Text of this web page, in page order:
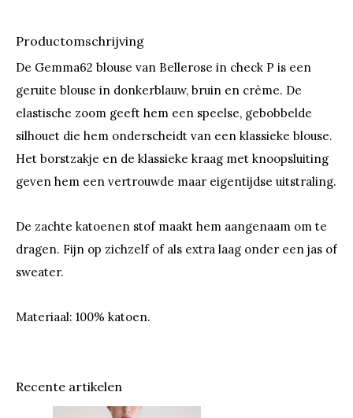
Productomschrijving
De Gemma62 blouse van Bellerose in check P is een
geruite blouse in donkerblauw, bruin en crème. De
elastische zoom geeft hem een speelse, gebobbelde
silhouet die hem onderscheidt van een klassieke blouse.
Het borstzakje en de klassieke kraag met knoopsluiting
geven hem een vertrouwde maar eigentijdse uitstraling.
De zachte katoenen stof maakt hem aangenaam om te
dragen. Fijn op zichzelf of als extra laag onder een jas of
sweater.
Materiaal: 100% katoen.
Recente artikelen